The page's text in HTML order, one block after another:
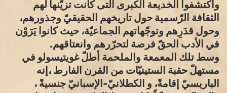
واكتشفوا الخديعة الكبرى التى كانت تزيّنها لهم
الثقافة الرّسمية حول تاريخهم الحقيقيّ وجذورهم،
وحول قدَرِهم وتوجّهاتهم الجماعيّة، حيث كانوا يَرَوْن
في الأدب الحقّ فرصة لتحرّرهم وانعتاقهم.
وسط تلك المعمعة والملحمة أطلّ غويتيسولو في
مستهلّ حقبة الستينيّات من القرن الفارط ،إنه
الباريسيّ إقامةً، و الكطلانيّ-الإسبانيّ جنسيةً ،